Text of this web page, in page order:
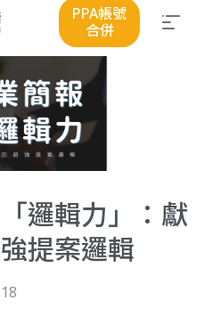
PPA帳號
合併
邏輯力」：獻
提案邏輯